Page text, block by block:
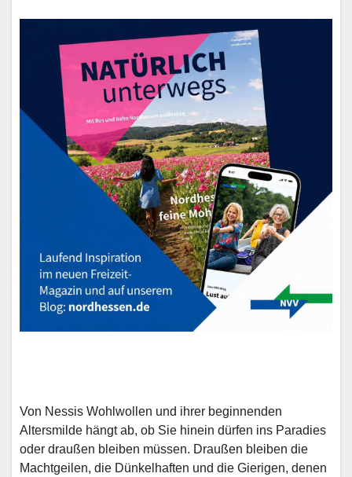
Von Nessis Wohlwollen und ihrer beginnenden
Altersmilde hängt ab, ob Sie hinein dürfen ins Paradies
oder draußen bleiben müssen. Draußen bleiben die
Machtgeilen, die Dünkelhaften und die Gierigen, denen